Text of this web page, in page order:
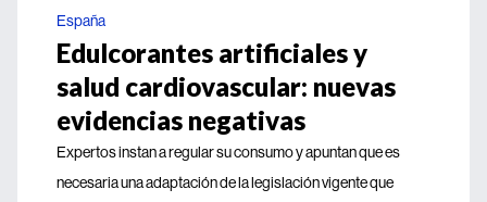
España
Edulcorantes artificiales y
salud cardiovascular: nuevas
evidencias negativas
Expertos instan a regular su consumo y apuntan que es
necesaria una adaptación de la legislación vigente que